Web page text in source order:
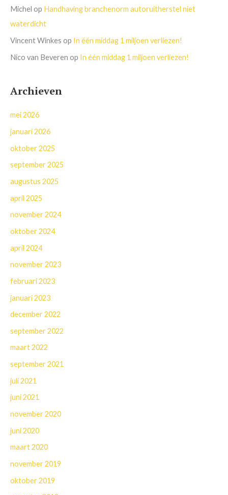
Michel op Handhaving branchenorm autoruitherstel niet
waterdicht
Vincent Winkes op In één middag 1 miljoen verliezen!
Nico van Beveren op In één middag 1 miljoen verliezen!
Archieven
mei 2026
januari 2026
oktober 2025
september 2025
augustus 2025
april 2025
november 2024
oktober 2024
april 2024
november 2023
februari 2023
januari 2023
december 2022
september 2022
maart 2022
september 2021
juli 2021
juni 2021
november 2020
juni 2020
maart 2020
november 2019
oktober 2019